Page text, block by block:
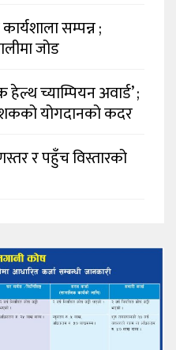
सम्पन्न ;
जोड
च्याम्पियन अवार्ड’ ;
योगदानको कदर
र पहुँच विस्तारको